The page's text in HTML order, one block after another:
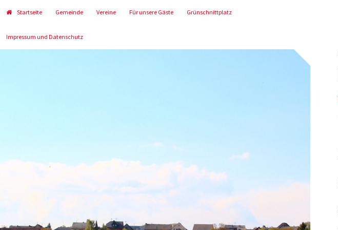
Startseite Gemeinde Vereine Für unsere Gäste Grünschnittplatz
Impressum und Datenschutz